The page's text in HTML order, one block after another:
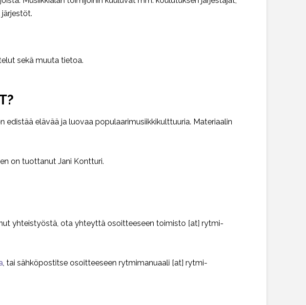
sekä muuta tietoa.
elävää ja luovaa populaarimusiikkikulttuuria. Materiaalin
on tuottanut Jani Kontturi.
yhteistyöstä, ota yhteyttä osoitteeseen toimisto [at] rytmi-
, tai sähköpostitse osoitteeseen rytmimanuaali [at] rytmi-